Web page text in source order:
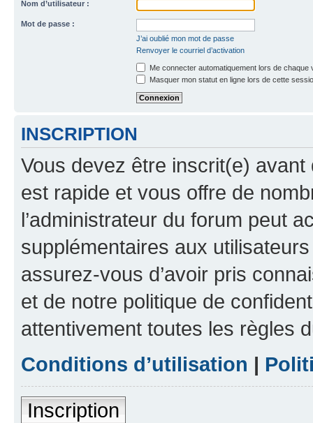
Nom d’utilisateur :
Mot de passe :
J’ai oublié mon mot de passe
Renvoyer le courriel d’activation
Me connecter automatiquement lors de chaque
Masquer mon statut en ligne lors de cette
INSCRIPTION
Vous devez être inscrit(e) avant
est rapide et vous offre de
l’administrateur du forum peut
supplémentaires aux
assurez-vous d’avoir pris
et de notre politique de
attentivement toutes les règles
Conditions d’utilisation |
Inscription